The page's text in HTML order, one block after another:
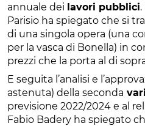
annuale dei lavori pubblici
Parisio ha spiegato che si
di una singola opera (una
per la vasca di Bonella) in
prezzi che la porta al di
E seguita l’analisi e
astenuta) della seconda
previsione 2022/2024 e al
Fabio Badery ha spiegato